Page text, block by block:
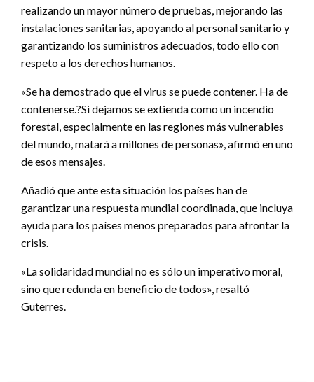
realizando un mayor número de pruebas, mejorando las
instalaciones sanitarias, apoyando al personal sanitario y
garantizando los suministros adecuados, todo ello con
respeto a los derechos humanos.
«Se ha demostrado que el virus se puede contener. Ha de
contenerse.?Si dejamos se extienda como un incendio
forestal, especialmente en las regiones más vulnerables
del mundo, matará a millones de personas», afirmó en uno
de esos mensajes.
Añadió que ante esta situación los países han de
garantizar una respuesta mundial coordinada, que incluya
ayuda para los países menos preparados para afrontar la
crisis.
«La solidaridad mundial no es sólo un imperativo moral,
sino que redunda en beneficio de todos», resaltó
Guterres.